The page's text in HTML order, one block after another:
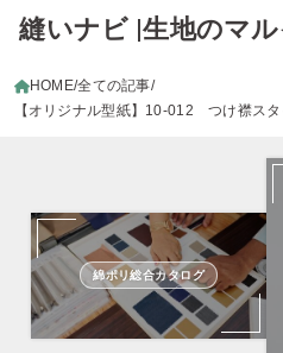
縫いナビ |生地のマ
HOME 全ての記事
【オリジナル型紙】10-012 つけ襟ス
綿ポリ総合カタログ